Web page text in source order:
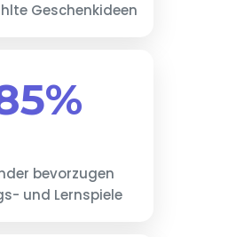
Geschenkideen
bevorzugen
und Lernspiele